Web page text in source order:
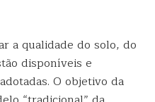
a qualidade do solo, do
disponíveis e
O objetivo da